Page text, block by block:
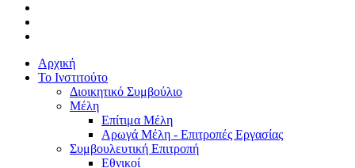
Αρχική
Το Ινστιτούτο
Διοικητικό Συμβούλιο
Μέλη
Επίτιμα Μέλη
Αρωγά Μέλη - Επιτροπές Εργασίας
Συμβουλευτική Επιτροπή
Εθνικοί